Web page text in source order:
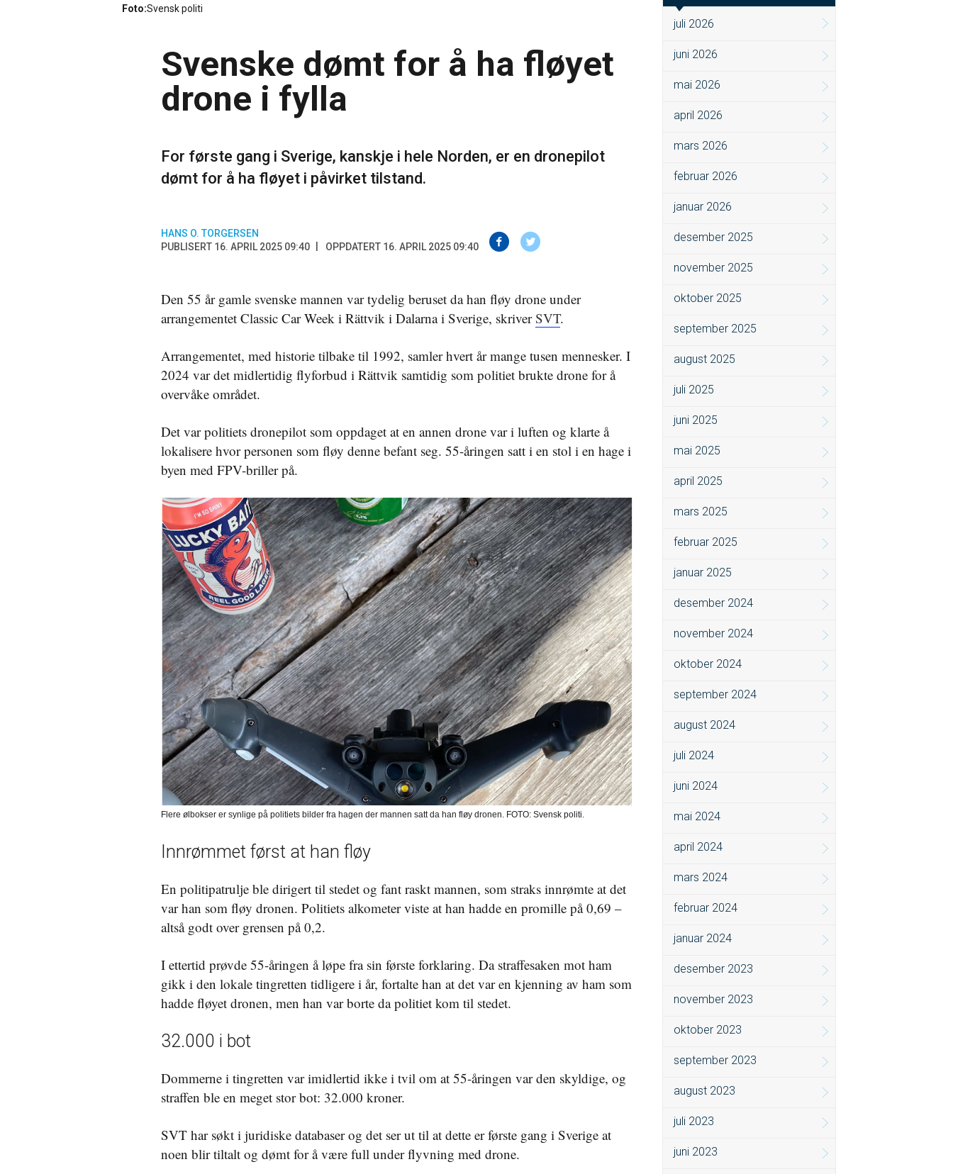
Foto:Svensk politi
Svenske dømt for å ha fløyet
drone i fylla
For første gang i Sverige, kanskje i hele Norden, er en dronepilot
dømt for å ha fløyet i påvirket tilstand.
HANS O. TORGERSEN
PUBLISERT 16. APRIL 2025 09:40
OPPDATERT 16. APRIL 2025 09:40
Den 55 år gamle svenske mannen var tydelig beruset da han fløy drone under
arrangementet Classic Car Week i Rättvik i Dalarna i Sverige, skriverSVT.
Arrangementet, med historie tilbake til 1992, samler hvert år mange tusen mennesker. I
2024 var det midlertidig flyforbud i Rättvik samtidig som politiet brukte drone for å
overvåke området.
Det var politiets dronepilot som oppdaget at en annen drone var i luften og klarte å
lokalisere hvor personen som fløy denne befant seg. 55-åringen satt i en stol i en hage i
byen med FPV-briller på.
Flere ølbokser er synlige på politiets bilder fra hagen der mannen satt da han fløy dronen. FOTO: Svensk politi.
Innrømmet først at han fløy
En politipatrulje ble dirigert til stedet og fant raskt mannen, som straks innrømte at det
var han som fløy dronen. Politiets alkometer viste at han hadde en promille på 0,69 –
altså godt over grensen på 0,2.
I ettertid prøvde 55-åringen å løpe fra sin første forklaring. Da straffesaken mot ham
gikk i den lokale tingretten tidligere i år, fortalte han at det var en kjenning av ham som
hadde fløyet dronen, men han var borte da politiet kom til stedet.
32.000 i bot
Dommerne i tingretten var imidlertid ikke i tvil om at 55-åringen var den skyldige, og
straffen ble en meget stor bot: 32.000 kroner.
SVT har søkt i juridiske databaser og det ser ut til at dette er første gang i Sverige at
noen blir tiltalt og dømt for å være full under flyvning med drone.
juli 2026
juni 2026
mai 2026
april 2026
mars 2026
februar 2026
januar 2026
desember 2025
november 2025
oktober 2025
september 2025
august 2025
juli 2025
juni 2025
mai 2025
april 2025
mars 2025
februar 2025
januar 2025
desember 2024
november 2024
oktober 2024
september 2024
august 2024
juli 2024
juni 2024
mai 2024
april 2024
mars 2024
februar 2024
januar 2024
desember 2023
november 2023
oktober 2023
september 2023
august 2023
juli 2023
juni 2023